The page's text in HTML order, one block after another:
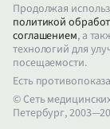
Продолжая
политикой
соглашением, а
технологий для
посещаемости.
Есть
© Сеть
Петербург,